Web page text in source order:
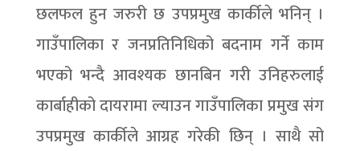
छलफल हुन जरुरी छ उपप्रमुख कार्कीले भनिन् ।
गाउँपालिका र जनप्रतिनिधिको बदनाम गर्ने काम
भएको भन्दै आवश्यक छानबिन गरी उनिहरुलाई
कार्बाहीको दायरामा ल्याउन गाउँपालिका प्रमुख संग
उपप्रमुख कार्कीले आग्रह गरेकी छिन् । साथै सो